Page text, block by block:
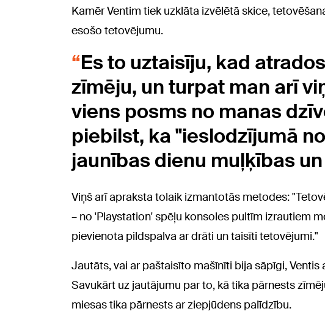
Kamēr Ventim tiek uzklāta izvēlētā skice,
esošo tetovējumu.
Es to uztaisīju, kad
zīmēju, un turpat man arī
viens posms no manas
piebilst, ka "ieslodzījumā
jaunības dienu muļķības
Viņš arī apraksta tolaik izmantotās metodes:
– no 'Playstation' spēļu konsoles pultīm izrautiem
pievienota pildspalva ar drāti un taisīti tetovējumi."
Jautāts, vai ar paštaisīto mašīnīti bija sāpīgi, Ventis
Savukārt uz jautājumu par to, kā tika pārnests
miesas tika pārnests ar ziepjūdens palīdzību.